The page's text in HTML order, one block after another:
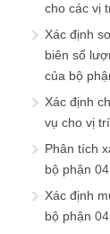
cho các vị
Xác định
biên số
của bộ
Xác định
vụ cho vị trí
Phân tích
bộ phận
Xác định
bộ phận